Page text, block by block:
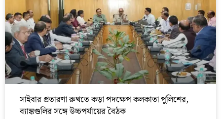
সাইবার প্রতারণা রুখতে কড়া পদক্ষেপ কলকাতা পুলিশের,
ব্যাঙ্কগুলির সঙ্গে উচ্চপর্যায়ের বৈঠক